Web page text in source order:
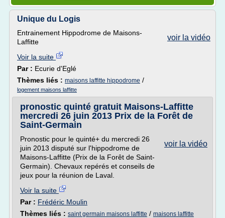
Unique du Logis
voir la vidéo
Entrainement Hippodrome de Maisons-
Laffitte
Voir la suite
Par : Ecurie d'Eglé
Thèmes liés : maisons laffitte hippodrome /
logement maisons laffitte
pronostic quinté gratuit Maisons-Laffitte
mercredi 26 juin 2013 Prix de la Forêt de
Saint-Germain
voir la vidéo
Pronostic pour le quinté+ du mercredi 26
juin 2013 disputé sur l'hippodrome de
Maisons-Laffitte (Prix de la Forêt de Saint-
Germain). Chevaux repérés et conseils de
jeux pour la réunion de Laval.
Voir la suite
Par : Frédéric Moulin
Thèmes liés : saint germain maisons laffitte / maisons laffitte